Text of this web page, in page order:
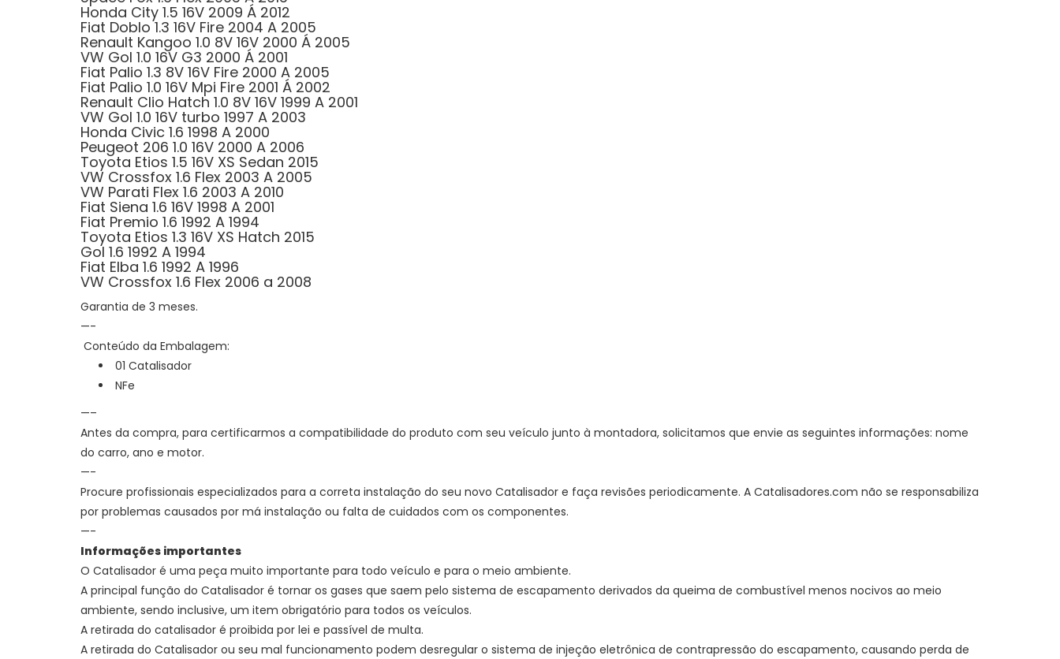
Honda City 1.5 16V 2009 Á 2012
Fiat Doblo 1.3 16V Fire 2004 A 2005
Renault Kangoo 1.0 8V 16V 2000 Á 2005
VW Gol 1.0 16V G3 2000 Á 2001
Fiat Palio 1.3 8V 16V Fire 2000 A 2005
Fiat Palio 1.0 16V Mpi Fire 2001 Á 2002
Renault Clio Hatch 1.0 8V 16V 1999 A 2001
VW Gol 1.0 16V turbo 1997 A 2003
Honda Civic 1.6 1998 A 2000
Peugeot 206 1.0 16V 2000 A 2006
Toyota Etios 1.5 16V XS Sedan 2015
VW Crossfox 1.6 Flex 2003 A 2005
VW Parati Flex 1.6 2003 A 2010
Fiat Siena 1.6 16V 1998 A 2001
Fiat Premio 1.6 1992 A 1994
Toyota Etios 1.3 16V XS Hatch 2015
Gol 1.6 1992 A 1994
Fiat Elba 1.6 1992 A 1996
VW Crossfox 1.6 Flex 2006 a 2008
Garantia de 3 meses.
—-
Conteúdo da Embalagem:
01 Catalisador
NFe
—–
Antes da compra, para certificarmos a compatibilidade do produto com seu veículo junto à montadora, solicitamos que envie as seguintes informações: nome
do carro, ano e motor.
—-
Procure profissionais especializados para a correta instalação do seu novo Catalisador e faça revisões periodicamente. A Catalisadores.com não se responsabiliza
por problemas causados por má instalação ou falta de cuidados com os componentes.
—-
Informações importantes
O Catalisador é uma peça muito importante para todo veículo e para o meio ambiente.
A principal função do Catalisador é tornar os gases que saem pelo sistema de escapamento derivados da queima de combustível menos nocivos ao meio
ambiente, sendo inclusive, um item obrigatório para todos os veículos.
A retirada do catalisador é proibida por lei e passível de multa.
A retirada do Catalisador ou seu mal funcionamento podem desregular o sistema de injeção eletrônica de contrapressão do escapamento, causando perda de